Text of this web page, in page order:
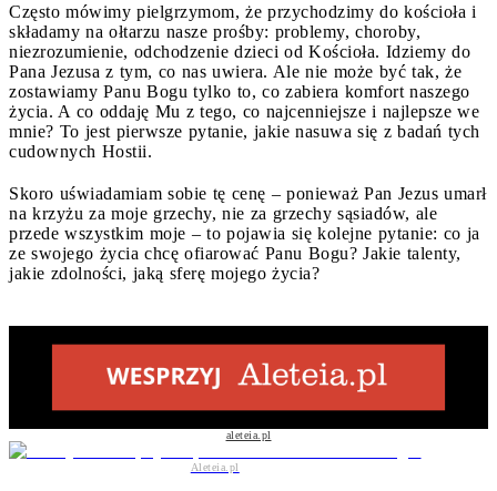
Często mówimy pielgrzymom, że przychodzimy do kościoła i
składamy na ołtarzu nasze prośby: problemy, choroby,
niezrozumienie, odchodzenie dzieci od Kościoła. Idziemy do
Pana Jezusa z tym, co nas uwiera. Ale nie może być tak, że
zostawiamy Panu Bogu tylko to, co zabiera komfort naszego
życia. A co oddaję Mu z tego, co najcenniejsze i najlepsze we
mnie? To jest pierwsze pytanie, jakie nasuwa się z badań tych
cudownych Hostii.
Skoro uświadamiam sobie tę cenę – ponieważ Pan Jezus umarł
na krzyżu za moje grzechy, nie za grzechy sąsiadów, ale
przede wszystkim moje – to pojawia się kolejne pytanie: co ja
ze swojego życia chcę ofiarować Panu Bogu? Jakie talenty,
jakie zdolności, jaką sferę mojego życia?
aleteia.pl
Aleteia.pl